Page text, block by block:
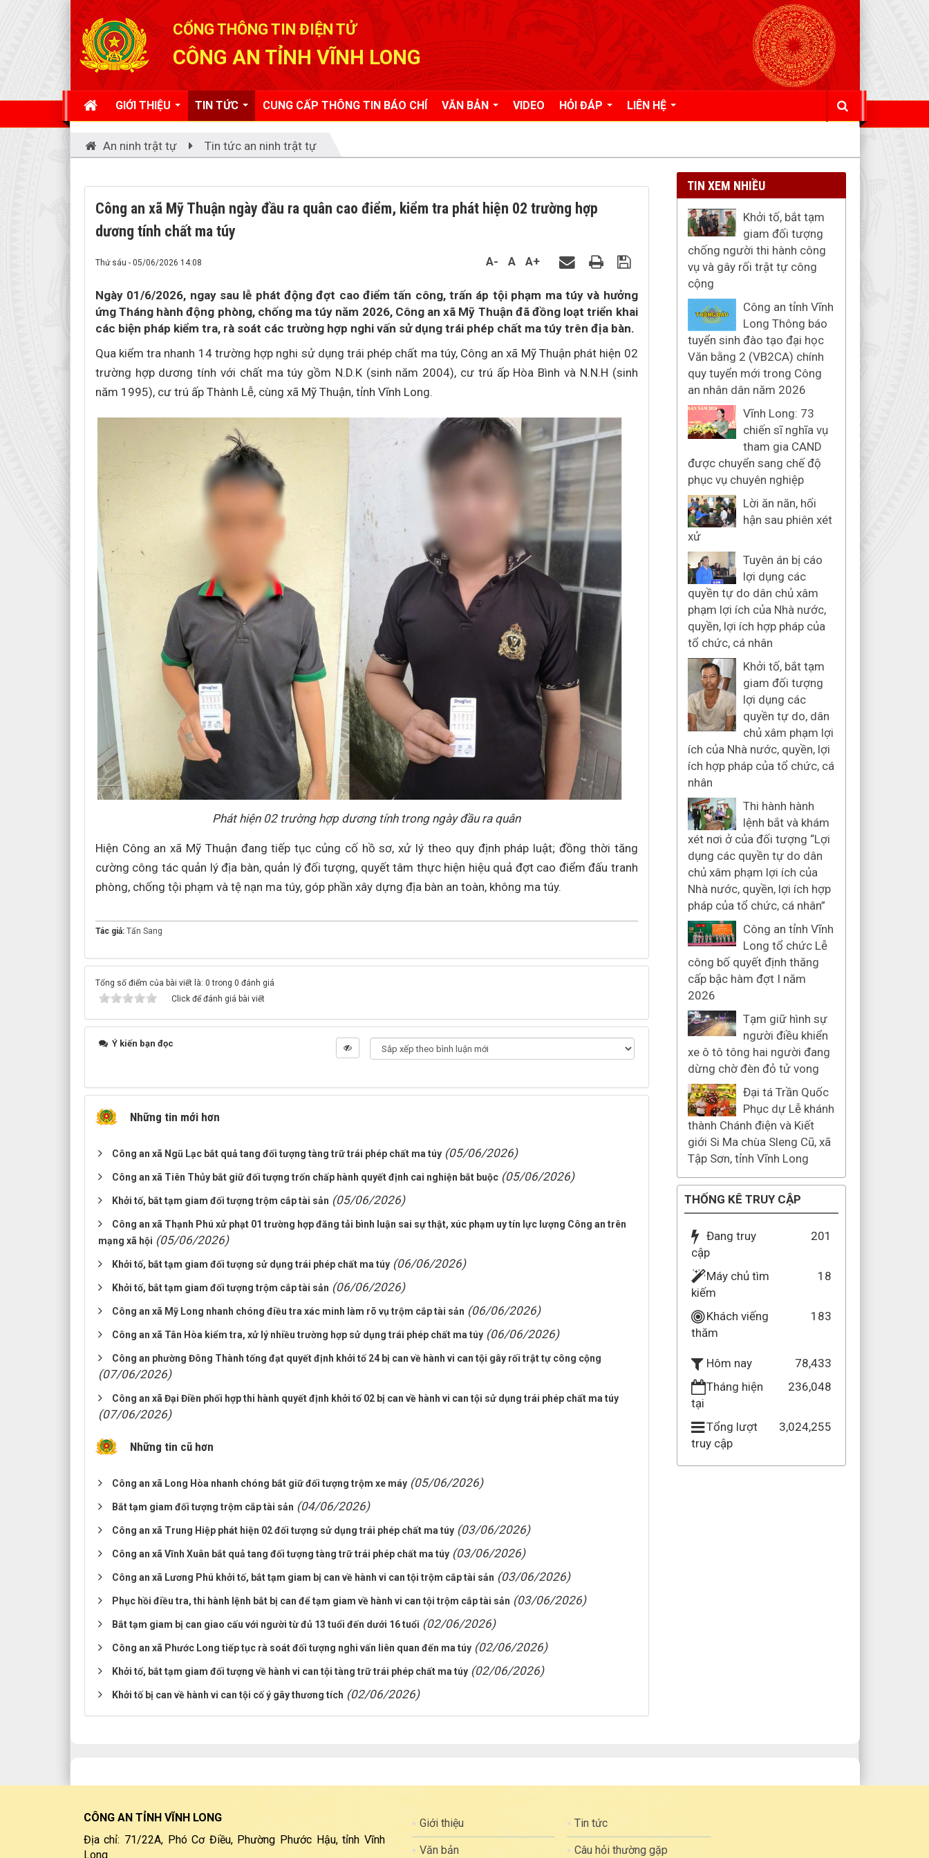
CỔNG THÔNG TIN ĐIỆN TỬ
CÔNG AN TỈNH VĨNH LONG
GIỚI THIỆU TIN TỨC CUNG CẤP THÔNG TIN BÁO CHÍ VĂN BẢN VIDEO HỎI ĐÁP LIÊN HỆ
An ninh trật tự Tin tức an ninh trật tự
Công an xã Mỹ Thuận ngày đầu ra quân cao điểm, kiểm tra phát hiện 02 trường hợp
dương tính chất ma túy
Thứ sáu - 05/06/2026 14:08 A- A A+
Ngày 01/6/2026, ngay sau lễ phát động đợt cao điểm tấn công, trấn áp tội phạm ma túy và hưởng
ứng Tháng hành động phòng, chống ma túy năm 2026, Công an xã Mỹ Thuận đã đồng loạt triển khai
các biện pháp kiểm tra, rà soát các trường hợp nghi vấn sử dụng trái phép chất ma túy trên địa bàn.
Qua kiểm tra nhanh 14 trường hợp nghi sử dụng trái phép chất ma túy, Công an xã Mỹ Thuận phát hiện 02
trường hợp dương tính với chất ma túy gồm N.D.K (sinh năm 2004), cư trú ấp Hòa Bình và N.N.H (sinh
năm 1995), cư trú ấp Thành Lễ, cùng xã Mỹ Thuận, tỉnh Vĩnh Long.
Phát hiện 02 trường hợp dương tính trong ngày đầu ra quân
Hiện Công an xã Mỹ Thuận đang tiếp tục củng cố hồ sơ, xử lý theo quy định pháp luật; đồng thời tăng
cường công tác quản lý địa bàn, quản lý đối tượng, quyết tâm thực hiện hiệu quả đợt cao điểm đấu tranh
phòng, chống tội phạm và tệ nạn ma túy, góp phần xây dựng địa bàn an toàn, không ma túy.
Tác giả: Tấn Sang
Tổng số điểm của bài viết là: 0 trong 0 đánh giá
Click để đánh giá bài viết
Ý kiến bạn đọc
Những tin mới hơn
Công an xã Ngũ Lạc bắt quả tang đối tượng tàng trữ trái phép chất ma túy (05/06/2026)
Công an xã Tiên Thủy bắt giữ đối tượng trốn chấp hành quyết định cai nghiện bắt buộc (05/06/2026)
Khởi tố, bắt tạm giam đối tượng trộm cắp tài sản (05/06/2026)
Công an xã Thạnh Phú xử phạt 01 trường hợp đăng tải bình luận sai sự thật, xúc phạm uy tín lực lượng Công an trên
mạng xã hội (05/06/2026)
Khởi tố, bắt tạm giam đối tượng sử dụng trái phép chất ma túy (06/06/2026)
Khởi tố, bắt tạm giam đối tượng trộm cắp tài sản (06/06/2026)
Công an xã Mỹ Long nhanh chóng điều tra xác minh làm rõ vụ trộm cắp tài sản (06/06/2026)
Công an xã Tân Hòa kiểm tra, xử lý nhiều trường hợp sử dụng trái phép chất ma túy (06/06/2026)
Công an phường Đông Thành tống đạt quyết định khởi tố 24 bị can về hành vi can tội gây rối trật tự công cộng
(07/06/2026)
Công an xã Đại Điền phối hợp thi hành quyết định khởi tố 02 bị can về hành vi can tội sử dụng trái phép chất ma túy
(07/06/2026)
Những tin cũ hơn
Công an xã Long Hòa nhanh chóng bắt giữ đối tượng trộm xe máy (05/06/2026)
Bắt tạm giam đối tượng trộm cắp tài sản (04/06/2026)
Công an xã Trung Hiệp phát hiện 02 đối tượng sử dụng trái phép chất ma túy (03/06/2026)
Công an xã Vĩnh Xuân bắt quả tang đối tượng tàng trữ trái phép chất ma túy (03/06/2026)
Công an xã Lương Phú khởi tố, bắt tạm giam bị can về hành vi can tội trộm cắp tài sản (03/06/2026)
Phục hồi điều tra, thi hành lệnh bắt bị can để tạm giam về hành vi can tội trộm cắp tài sản (03/06/2026)
Bắt tạm giam bị can giao cấu với người từ đủ 13 tuổi đến dưới 16 tuổi (02/06/2026)
Công an xã Phước Long tiếp tục rà soát đối tượng nghi vấn liên quan đến ma túy (02/06/2026)
Khởi tố, bắt tạm giam đối tượng về hành vi can tội tàng trữ trái phép chất ma túy (02/06/2026)
Khởi tố bị can về hành vi can tội cố ý gây thương tích (02/06/2026)
TIN XEM NHIỀU
Khởi tố, bắt tạm
giam đối tượng
chống người thi hành công
vụ và gây rối trật tự công
cộng
Công an tỉnh Vĩnh
Long Thông báo
tuyển sinh đào tạo đại học
Văn bằng 2 (VB2CA) chính
quy tuyển mới trong Công
an nhân dân năm 2026
Vĩnh Long: 73
chiến sĩ nghĩa vụ
tham gia CAND
được chuyển sang chế độ
phục vụ chuyên nghiệp
Lời ăn năn, hối
hận sau phiên xét
xử
Tuyên án bị cáo
lợi dụng các
quyền tự do dân chủ xâm
phạm lợi ích của Nhà nước,
quyền, lợi ích hợp pháp của
tổ chức, cá nhân
Khởi tố, bắt tạm
giam đối tượng
lợi dụng các
quyền tự do, dân
chủ xâm phạm lợi
ích của Nhà nước, quyền, lợi
ích hợp pháp của tổ chức, cá
nhân
Thi hành hành
lệnh bắt và khám
xét nơi ở của đối tượng “Lợi
dụng các quyền tự do dân
chủ xâm phạm lợi ích của
Nhà nước, quyền, lợi ích hợp
pháp của tổ chức, cá nhân”
Công an tỉnh Vĩnh
Long tổ chức Lễ
công bố quyết định thăng
cấp bậc hàm đợt I năm
2026
Tạm giữ hình sự
người điều khiển
xe ô tô tông hai người đang
dừng chờ đèn đỏ tử vong
Đại tá Trần Quốc
Phục dự Lễ khánh
thành Chánh điện và Kiết
giới Si Ma chùa Sleng Cũ, xã
Tập Sơn, tỉnh Vĩnh Long
THỐNG KÊ TRUY CẬP
Đang truy
cập
201
Máy chủ tìm
kiếm
18
Khách viếng
thăm
183
Hôm nay
78,433
Tháng hiện
tại
236,048
Tổng lượt
truy cập
3,024,255
CÔNG AN TỈNH VĨNH LONG
Địa chỉ: 71/22A, Phó Cơ Điều, Phường Phước Hậu, tỉnh Vĩnh
Long
Giới thiệu Tin tức
Văn bản Câu hỏi thường gặp